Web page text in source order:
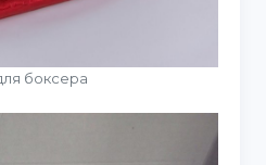
боксера